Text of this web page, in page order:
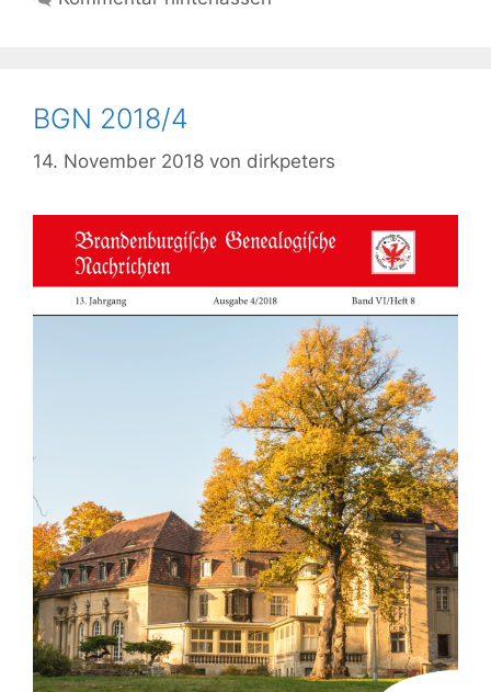
BGN 2018/4
14. November 2018 von dirkpeters